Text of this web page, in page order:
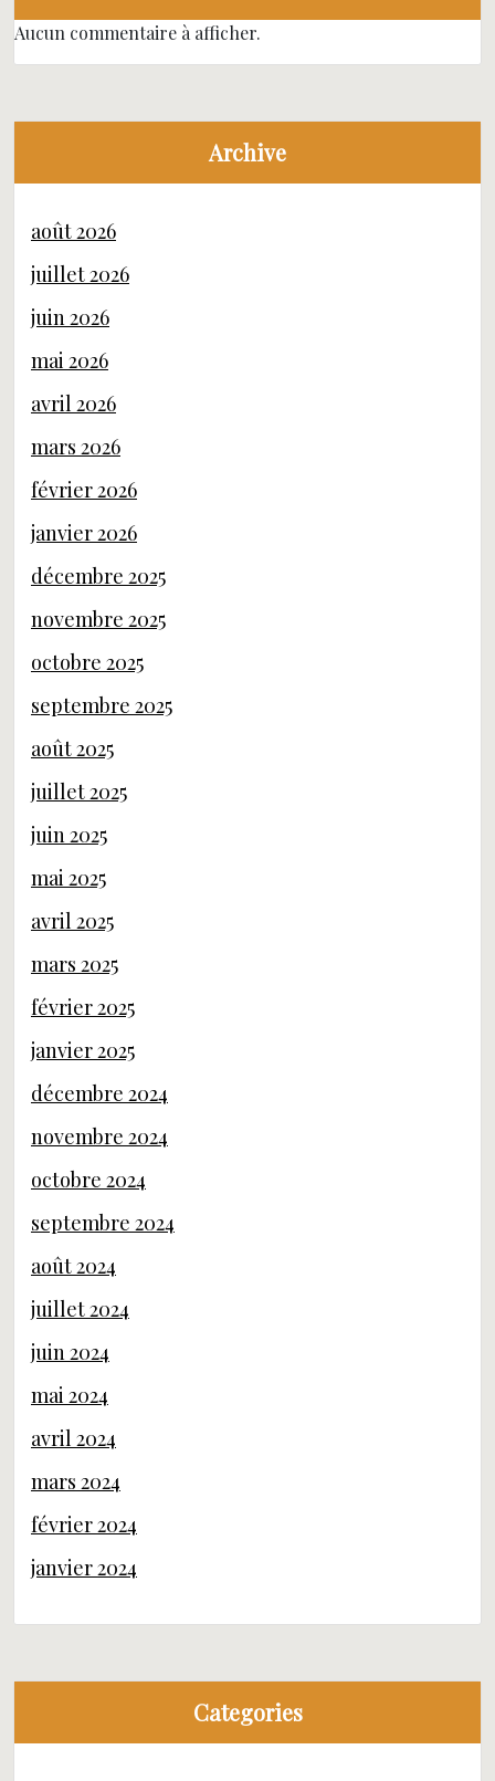
Aucun commentaire à afficher.
Archive
août 2026
juillet 2026
juin 2026
mai 2026
avril 2026
mars 2026
février 2026
janvier 2026
décembre 2025
novembre 2025
octobre 2025
septembre 2025
août 2025
juillet 2025
juin 2025
mai 2025
avril 2025
mars 2025
février 2025
janvier 2025
décembre 2024
novembre 2024
octobre 2024
septembre 2024
août 2024
juillet 2024
juin 2024
mai 2024
avril 2024
mars 2024
février 2024
janvier 2024
Categories